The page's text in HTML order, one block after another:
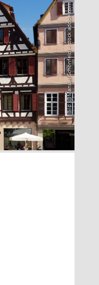
Bild: @Manuel Schönfeld – stock.adobe.com